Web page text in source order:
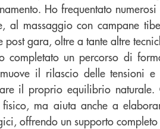
Ho frequentato
al massaggio con campane
post gara, oltre a tante altre
completato un percorso di
il rilascio delle tensioni e
il proprio equilibrio naturale.
fisico, ma aiuta anche a
offrendo un supporto